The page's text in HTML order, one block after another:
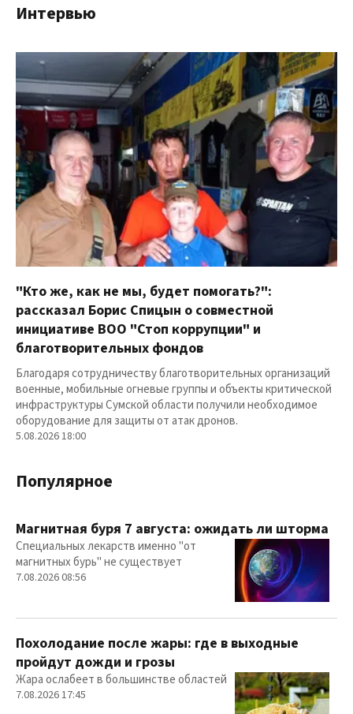
Интервью
"Кто же, как не мы, будет помогать?":
рассказал Борис Спицын о совместной
инициативе ВОО "Стоп коррупции" и
благотворительных фондов
Благодаря сотрудничеству благотворительных организаций
военные, мобильные огневые группы и объекты критической
инфраструктуры Сумской области получили необходимое
оборудование для защиты от атак дронов.
5.08.2026 18:00
Популярное
Магнитная буря 7 августа: ожидать ли шторма
Специальных лекарств именно "от
магнитных бурь" не существует
7.08.2026 08:56
Похолодание после жары: где в выходные
пройдут дожди и грозы
Жара ослабеет в большинстве областей
7.08.2026 17:45